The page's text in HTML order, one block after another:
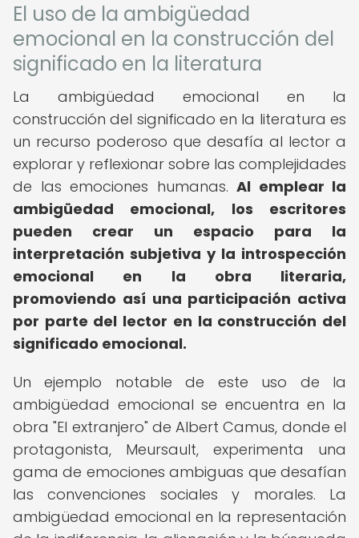
El uso de la ambigüedad
emocional en la construcción del
significado en la literatura
La ambigüedad emocional en la
construcción del significado en la literatura es
un recurso poderoso que desafía al lector a
explorar y reflexionar sobre las complejidades
de las emociones humanas. Al emplear la
ambigüedad emocional, los escritores
pueden crear un espacio para la
interpretación subjetiva y la introspección
emocional en la obra literaria,
promoviendo así una participación activa
por parte del lector en la construcción del
significado emocional.
Un ejemplo notable de este uso de la
ambigüedad emocional se encuentra en la
obra "El extranjero" de Albert Camus, donde el
protagonista, Meursault, experimenta una
gama de emociones ambiguas que desafían
las convenciones sociales y morales. La
ambigüedad emocional en la representación